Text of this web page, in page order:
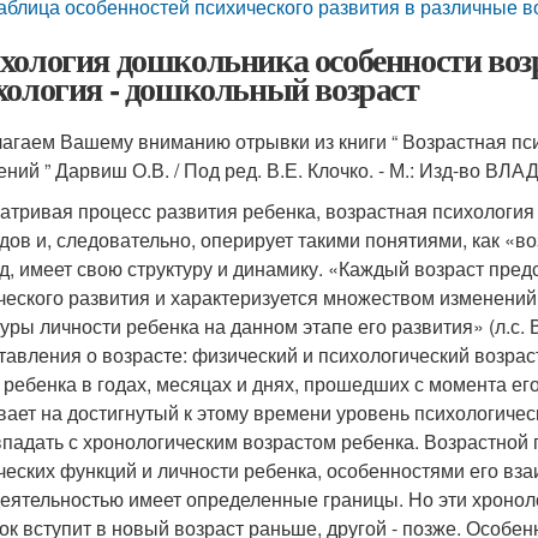
особенностей психического развития в
дошкольника особенности
- дошкольный возраст
Вашему вниманию отрывки из книги “ Возрастная
” Дарвиш О.В. / Под ред. В.Е. Клочко. - М.: Изд-во
процесс развития ребенка, возрастная
и, следовательно, оперирует такими понятиями, как
имеет свою структуру и динамику. «Каждый возраст
развития и характеризуется множеством
личности ребенка на данном этапе его развития»
о возрасте: физический и психологический
в годах, месяцах и днях, прошедших с момента
на достигнутый к этому времени уровень
с хронологическим возрастом ребенка.
функций и личности ребенка, особенностями его
имеет определенные границы. Но эти
вступит в новый возраст раньше, другой - позже.